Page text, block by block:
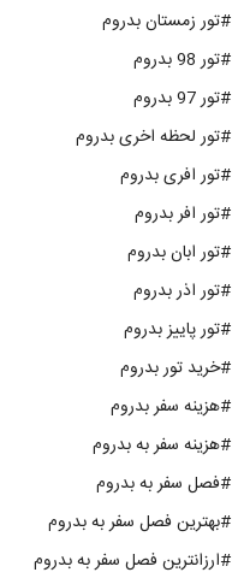
#تور زمستان بدروم
#تور 98 بدروم
#تور 97 بدروم
#تور لحظه اخری بدروم
#تور افری بدروم
#تور افر بدروم
#تور ابان بدروم
#تور اذر بدروم
#تور پاییز بدروم
#خرید تور بدروم
#هزینه سفر بدروم
#هزینه سفر به بدروم
#فصل سفر به بدروم
#بهترین فصل سفر به بدروم
#ارزانترین فصل سفر به بدروم